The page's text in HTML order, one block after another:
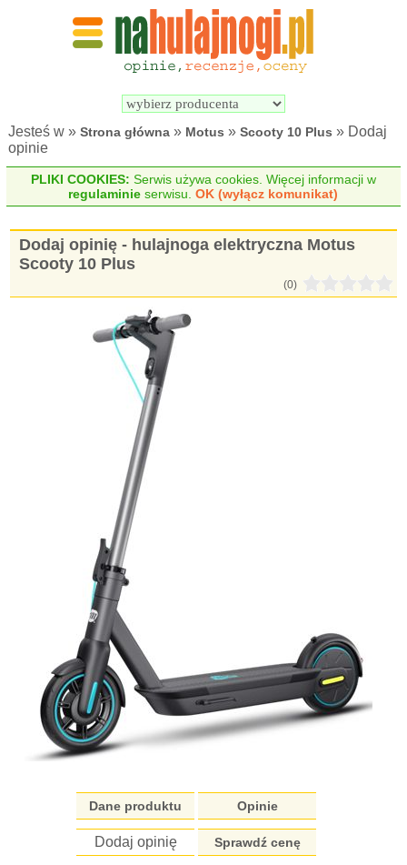
Wyszukiwarka
elektrycznych
Jesteś w »Strona główna » Motus »Scooty 10 Plus » Dodaj
opinie
PLIKI COOKIES: Serwis używa cookies. Więcej informacji w
regulaminie serwisu.OK (wyłącz komunikat)
Dodaj opinię - hulajnoga elektryczna Motus
Scooty 10 Plus
(0)
Dane produktu Opinie
Dodaj opinię Sprawdź cenę